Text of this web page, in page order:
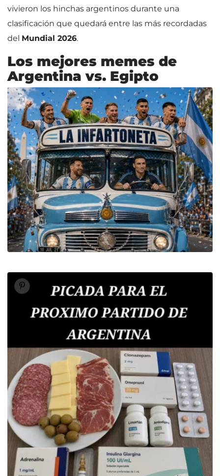
vivieron los hinchas argentinos durante una
clasificación que quedará entre las más recordadas
del Mundial 2026.
Los mejores memes de
Argentina vs. Egipto